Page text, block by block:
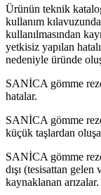
Ürünün teknik
kullanım
kullanılmasından
yetkisiz yapılan
nedeniyle üründe
SANİCA gömme
hatalar.
SANİCA gömme
küçük taşlardan
SANİCA gömme
dışı (tesisattan
kaynaklanan arızalar.